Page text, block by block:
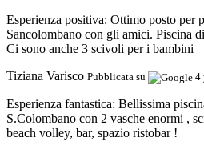
Esperienza positiva: Ottimo posto per
Sancolombano con gli amici. Piscina
Ci sono anche 3 scivoli per i bambini
Tiziana Varisco Pubblicata su 4
Esperienza fantastica: Bellissima
S.Colombano con 2 vasche enormi ,
beach volley, bar, spazio ristobar !